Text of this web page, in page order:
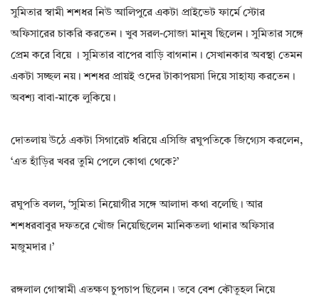
সুমিতার স্বামী শশধর নিউ আলিপুরে একটা প্রাইভেট ফার্মে স্টোর
অফিসারের চাকরি করতেন। খুব সরল-সোজা মানুষ ছিলেন। সুমিতার সঙ্গে
প্রেম করে বিয়ে । সুমিতার বাপের বাড়ি বাগনান। সেখানকার অবস্থা তেমন
একটা সচ্ছল নয়। শশধর প্রায়ই ওদের টাকাপয়সা দিয়ে সাহায্য করতেন।
অবশ্য বাবা-মাকে লুকিয়ে।
দোতলায় উঠে একটা সিগারেট ধরিয়ে এসিজি রঘুপতিকে জিগ্যেস করলেন,
‘এত হাঁড়ির খবর তুমি পেলে কোথা থেকে?’
রঘুপতি বলল, ‘সুমিতা নিয়োগীর সঙ্গে আলাদা কথা বলেছি। আর
শশধরবাবুর দফতরে খোঁজ নিয়েছিলেন মানিকতলা থানার অফিসার
মজুমদার।’
রঙ্গলাল গোস্বামী এতক্ষণ চুপচাপ ছিলেন। তবে বেশ কৌতূহল নিয়ে